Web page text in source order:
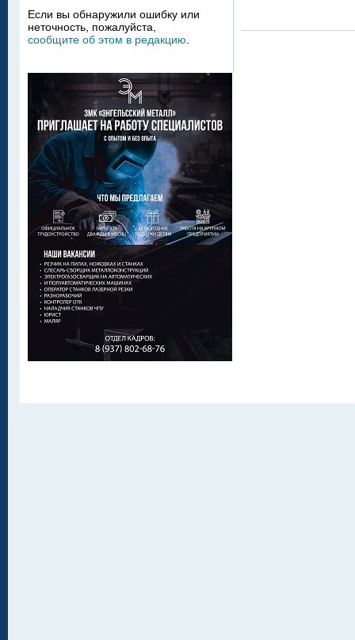
Если вы обнаружили ошибку или
неточность, пожалуйста,
сообщите об этом в редакцию.